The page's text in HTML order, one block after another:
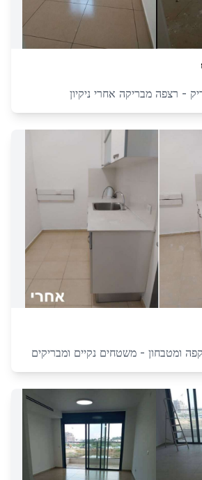
- רצפה מבריקה אחרי ניקיון
קפה ומטבחון - משטחים נקיים ומבריקים